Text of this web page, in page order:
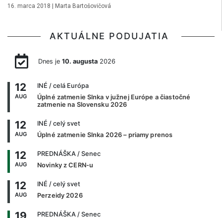
16. marca 2018 | Marta Bartošovičová
AKTUÁLNE PODUJATIA
Dnes je 10. augusta2026
12
AUG
INÉ / celá Európa
Úplné zatmenie Slnka v južnej Európe a čiastočné
zatmenie na Slovensku 2026
12
AUG
INÉ / celý svet
Úplné zatmenie Slnka 2026 – priamy prenos
12
AUG
PREDNÁŠKA / Senec
Novinky z CERN-u
12
AUG
INÉ / celý svet
Perzeidy 2026
PREDNÁŠKA / Senec